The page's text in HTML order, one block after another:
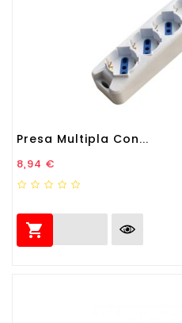
Presa Multipla Con...
Prezzo
8,94 €
